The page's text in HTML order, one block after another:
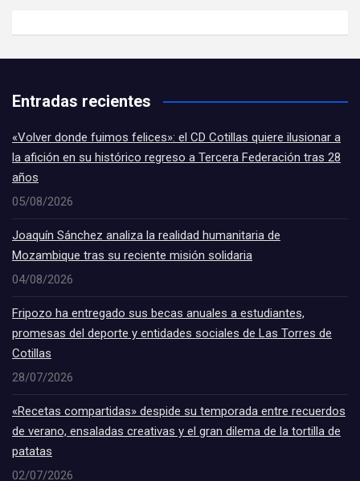
Entradas recientes
«Volver donde fuimos felices»: el CD Cotillas quiere ilusionar a
la afición en su histórico regreso a Tercera Federación tras 28
años
05/08/2026
Joaquín Sánchez analiza la realidad humanitaria de
Mozambique tras su reciente misión solidaria
04/08/2026
Fripozo ha entregado sus becas anuales a estudiantes,
promesas del deporte y entidades sociales de Las Torres de
Cotillas
28/07/2026
«Recetas compartidas» despide su temporada entre recuerdos
de verano, ensaladas creativas y el gran dilema de la tortilla de
patatas
02/07/2026